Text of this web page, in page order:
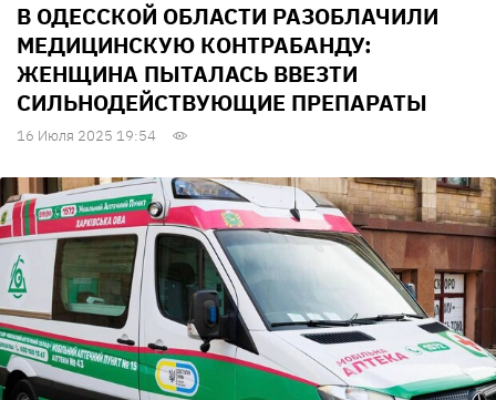
В ОДЕССКОЙ ОБЛАСТИ РАЗОБЛАЧИЛИ
МЕДИЦИНСКУЮ КОНТРАБАНДУ:
ЖЕНЩИНА ПЫТАЛАСЬ ВВЕЗТИ
СИЛЬНОДЕЙСТВУЮЩИЕ ПРЕПАРАТЫ
16 Июля 2025 19:54